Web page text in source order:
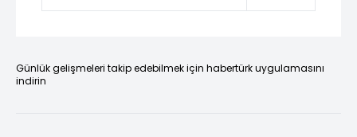
Günlük gelişmeleri takip edebilmek için habertürk uygulamasını
indirin